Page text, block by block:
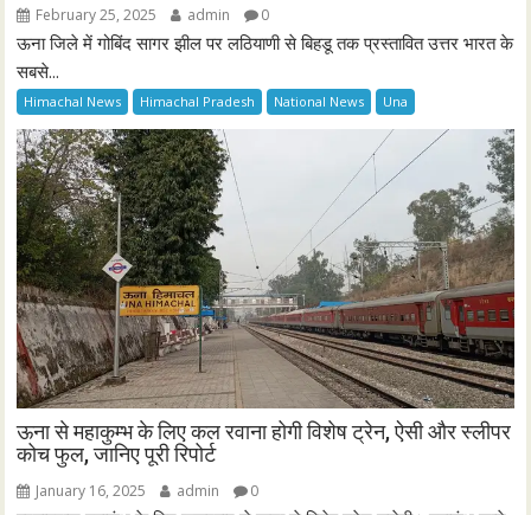
February 25, 2025 admin 0
ऊना जिले में गोबिंद सागर झील पर लठियाणी से बिहडू तक प्रस्तावित उत्तर भारत के
सबसे...
Himachal News Himachal Pradesh National News Una
ऊना से महाकुम्भ के लिए कल रवाना होगी विशेष ट्रेन, ऐसी और स्लीपर
कोच फुल, जानिए पूरी रिपोर्ट
January 16, 2025 admin 0